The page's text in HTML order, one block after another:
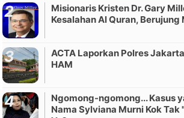
Misionaris Kristen Dr. Gary
Kesalahan Al Quran,
ACTA Laporkan Polres
HAM
Ngomong-ngomong... Kasus
Nama Sylviana Murni Kok